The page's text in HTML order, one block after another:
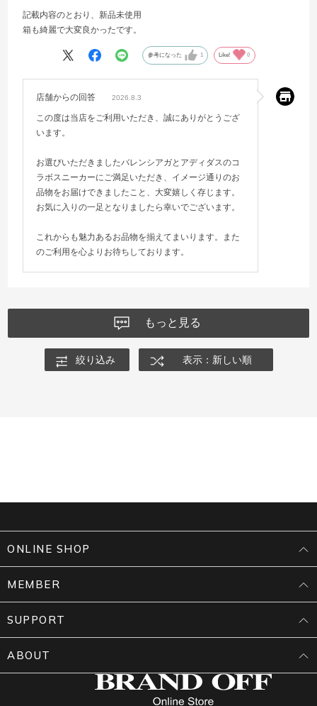
記載内容のとおり、新品未使用
箱も綺麗で大変良かったです。
参考になった 1 Like! 0
店舗からの回答 2026.8.3
この度は当店をご利用いただき、誠にありがとうござ
います。
お選びいただきましたバレンシアガとアディダスのコ
ラボスニーカーにご満足いただき、イメージ通りのお
品物をお届けできましたこと、大変嬉しく存じます。
お気に入りの一足となりましたら幸いでございます。
これからも魅力あるお品物を揃えてまいります。また
のご利用を心よりお待ちしております。
もっと見る
絞り込み 表示：新しい順
ONLINE SHOP
MEMBER
SUPPORT
ABOUT